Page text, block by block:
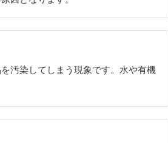
汚染してしまう現象です。水や有機